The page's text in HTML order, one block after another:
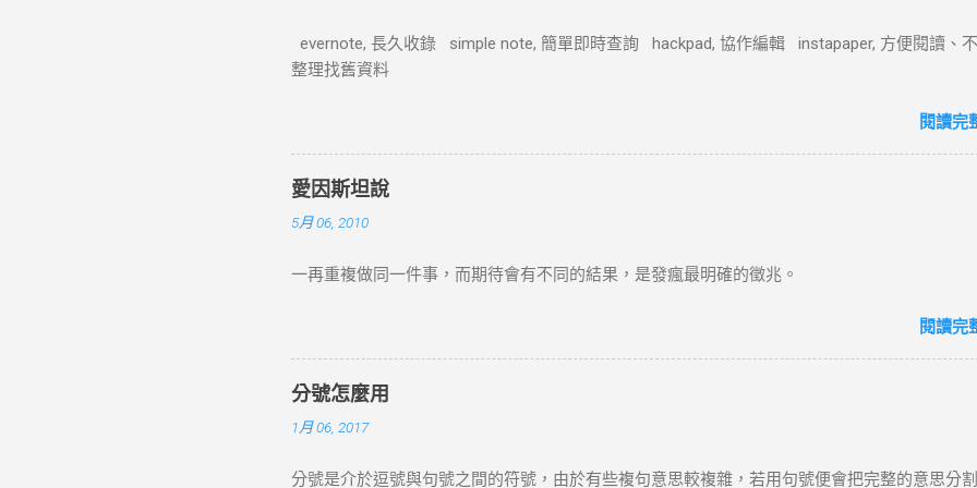
evernote, 長久收錄 simple note, 簡單即時查詢 hackpad, 協作編輯 instapaper, 方便閱讀、
整理找舊資料
閱讀完
愛因斯坦說
5月 06, 2010
一再重複做同一件事，而期待會有不同的結果，是發瘋最明確的徵兆。
閱讀完
分號怎麼用
1月 06, 2017
分號是介於逗號與句號之間的符號，由於有些複句意思較複雜，若用句號便會把完整的意思分